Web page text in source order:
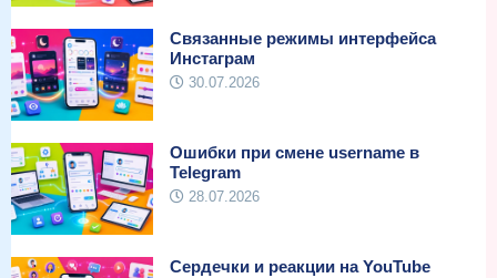
Связанные режимы интерфейса
Инстаграм
30.07.2026
Ошибки при смене username в
Telegram
28.07.2026
Сердечки и реакции на YouTube